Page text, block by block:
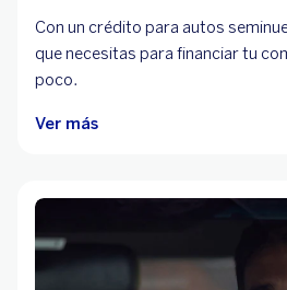
Con un crédito para autos
que necesitas para financiar tu
poco.
Ver más